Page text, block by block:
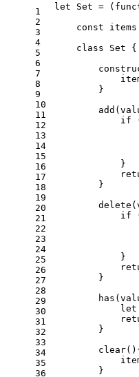
1
2
3
4
5
6
7
8
9
10
11
12
13
14
15
16
17
18
19
20
21
22
23
24
25
26
27
28
29
30
31
32
33
34
35
36
let Set = (
const
class
Set {
        }
add (
if
            }
        }
delete (
if
            }
        }
has (
let
        }
clear(
        }